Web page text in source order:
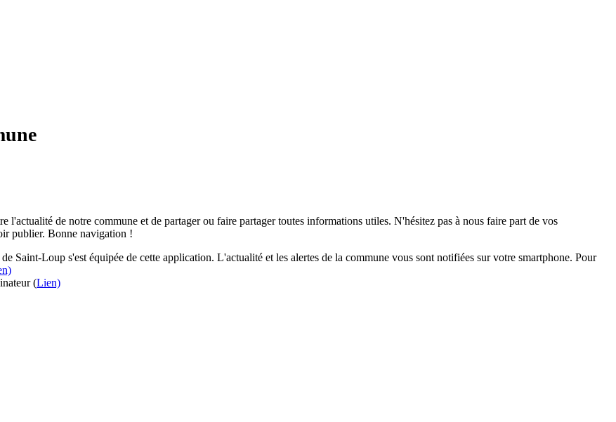
de notre commune et de partager ou faire partager toutes informations utiles. N'hésitez pas à nous faire part de vos
publier. Bonne navigation !
Saint-Loup s'est équipée de cette application. L'actualité et les alertes de la commune vous sont notifiées sur votre smartphone. Pour
(Lien)